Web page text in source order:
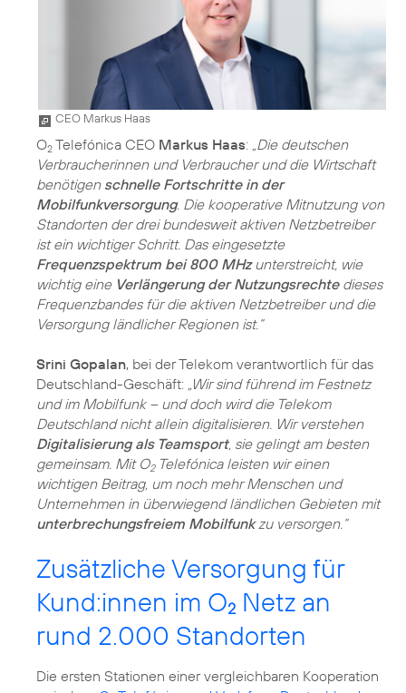
CEO Markus Haas
O2 Telefónica CEO Markus Haas: „Die deutschen
Verbraucherinnen und Verbraucher und die Wirtschaft
benötigen schnelle Fortschritte in der
Mobilfunkversorgung. Die kooperative Mitnutzung von
Standorten der drei bundesweit aktiven Netzbetreiber
ist ein wichtiger Schritt. Das eingesetzte
Frequenzspektrum bei 800 MHzunterstreicht, wie
wichtig eine Verlängerung der Nutzungsrechtedieses
Frequenzbandes für die aktiven Netzbetreiber und die
Versorgung ländlicher Regionen ist.“
Srini Gopalan, bei der Telekom verantwortlich für das
Deutschland-Geschäft: „Wir sind führend im Festnetz
und im Mobilfunk – und doch wird die Telekom
Deutschland nicht allein digitalisieren. Wir verstehen
Digitalisierung als Teamsport, sie gelingt am besten
gemeinsam. Mit O2Telefónica leisten wir einen
wichtigen Beitrag, um noch mehr Menschen und
Unternehmen in überwiegend ländlichen Gebieten mit
unterbrechungsfreiem Mobilfunkzu versorgen.“
Zusätzliche Versorgung für
Kund:innen im O2 Netz an
rund 2.000 Standorten
Die ersten Stationen einer vergleichbaren Kooperation